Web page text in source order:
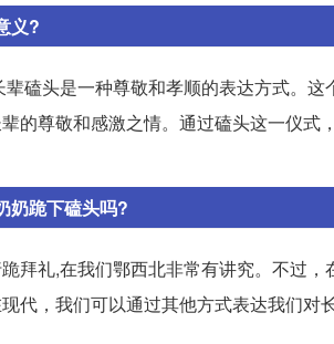
义?
磕头是一种尊敬和孝顺的表达方式。
的尊敬和感激之情。通过磕头这一仪
奶跪下磕头吗?
拜礼,在我们鄂西北非常有讲究。不过
代，我们可以通过其他方式表达我们